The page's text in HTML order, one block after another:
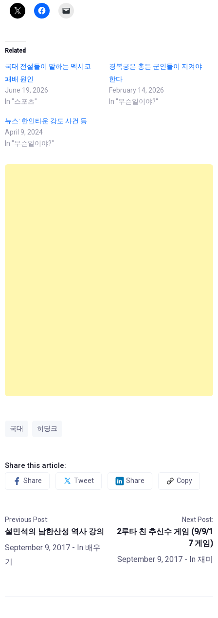
Related
국대 전설들이 말하는 멕시코
패배 원인
June 19, 2026
In "스포츠"
경복궁은 총든 군인들이 지켜야
한다
February 14, 2026
In "무슨일이야?"
뉴스: 한인타운 강도 사건 등
April 9, 2024
In "무슨일이야?"
국대 히딩크
Share this article:
Share Tweet Share Copy
Previous Post:
설민석의 남한산성 역사 강의
September 9, 2017 - In 배우
기
Next Post:
2루타 친 추신수 게임 (9/9/1
7 게임)
September 9, 2017 - In 재미